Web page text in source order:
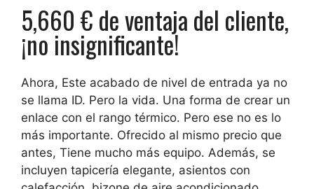
5,660 € de ventaja del cliente,
¡no insignificante!
Ahora, Este acabado de nivel de entrada ya no
se llama ID. Pero la vida. Una forma de crear un
enlace con el rango térmico. Pero ese no es lo
más importante. Ofrecido al mismo precio que
antes, Tiene mucho más equipo. Además, se
incluyen tapicería elegante, asientos con